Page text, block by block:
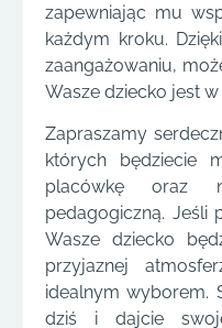
zapewniając mu
każdym kroku.
zaangażowaniu,
Wasze dziecko jest
Zapraszamy
których będziecie
placówkę oraz
pedagogiczną. Jeśli
Wasze dziecko
przyjaznej
idealnym wyborem.
dziś i dajcie